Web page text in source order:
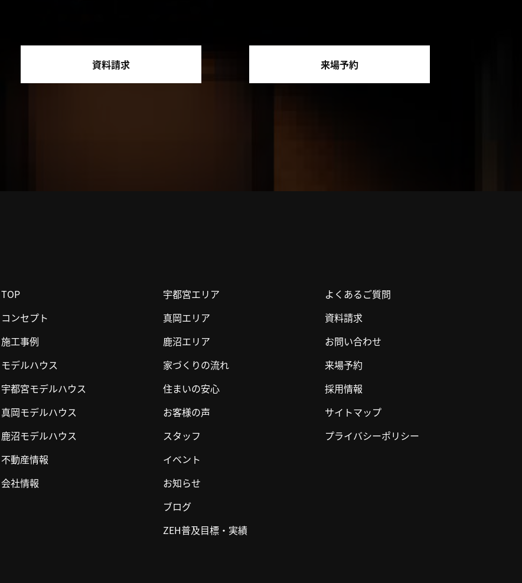
資料請求 来場予約
TOP
コンセプト
施工事例
モデルハウス
宇都宮モデルハウス
真岡モデルハウス
鹿沼モデルハウス
不動産情報
会社情報
宇都宮エリア
真岡エリア
鹿沼エリア
家づくりの流れ
住まいの安心
お客様の声
スタッフ
イベント
お知らせ
ブログ
ZEH普及目標・実績
よくあるご質問
資料請求
お問い合わせ
来場予約
採用情報
サイトマップ
プライバシーポリシー